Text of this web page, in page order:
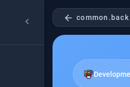
arrow_back common.back